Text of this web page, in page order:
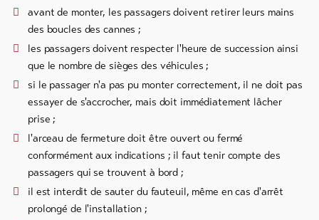
avant de monter, les passagers doivent retirer leurs mains
des boucles des cannes ;
les passagers doivent respecter l'heure de succession ainsi
que le nombre de sièges des véhicules ;
si le passager n'a pas pu monter correctement, il ne doit pas
essayer de s'accrocher, mais doit immédiatement lâcher
prise ;
l'arceau de fermeture doit être ouvert ou fermé
conformément aux indications ; il faut tenir compte des
passagers qui se trouvent à bord ;
il est interdit de sauter du fauteuil, même en cas d'arrêt
prolongé de l'installation ;